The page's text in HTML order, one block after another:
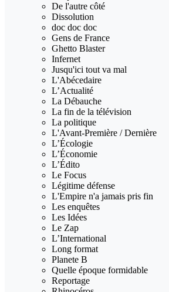
De l'autre côté
Dissolution
doc doc doc
Gens de France
Ghetto Blaster
Infernet
Jusqu'ici tout va mal
L'Abécedaire
L’Actualité
La Débauche
La fin de la télévision
La politique
L'Avant-Première / Dernière
L’Écologie
L’Économie
L’Édito
Le Focus
Légitime défense
L'Empire n'a jamais pris fin
Les enquêtes
Les Idées
Le Zap
L’International
Long format
Planete B
Quelle époque formidable
Reportage